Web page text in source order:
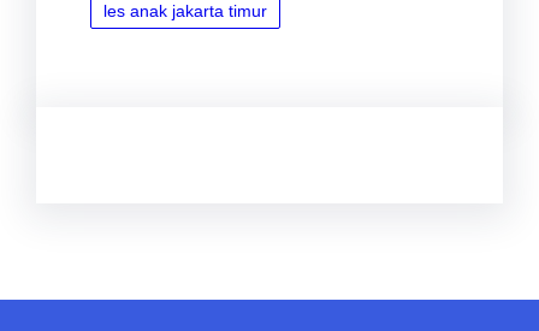
les anak jakarta timur